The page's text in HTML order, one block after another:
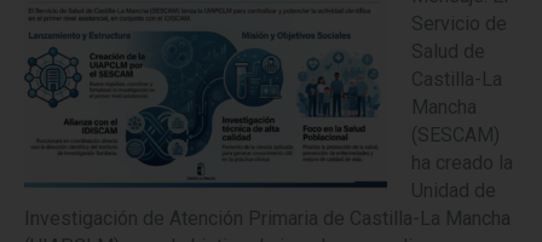
Servicio de
Salud de
Castilla-La
Mancha
(SESCAM)
ha creado la
Unidad de
Investigación de Atención Primaria de Castilla-La Mancha